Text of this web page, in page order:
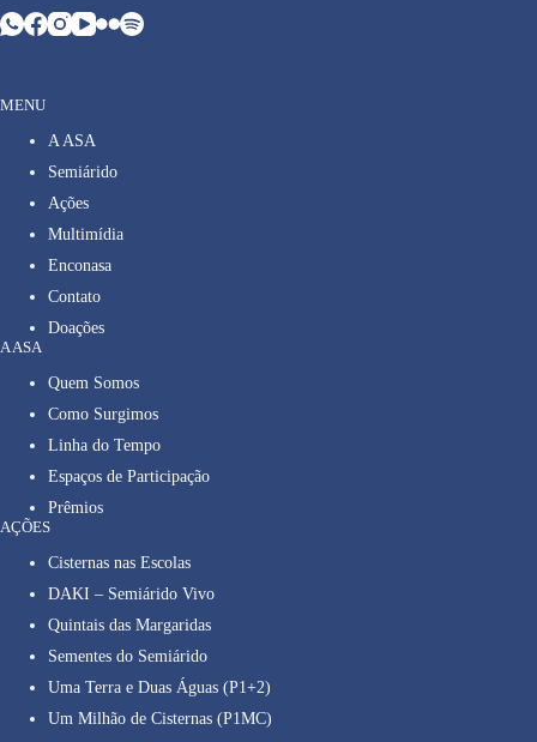
MENU
A ASA
Semiárido
Ações
Multimídia
Enconasa
Contato
Doações
A ASA
Quem Somos
Como Surgimos
Linha do Tempo
Espaços de Participação
Prêmios
AÇÕES
Cisternas nas Escolas
DAKI – Semiárido Vivo
Quintais das Margaridas
Sementes do Semiárido
Uma Terra e Duas Águas (P1+2)
Um Milhão de Cisternas (P1MC)